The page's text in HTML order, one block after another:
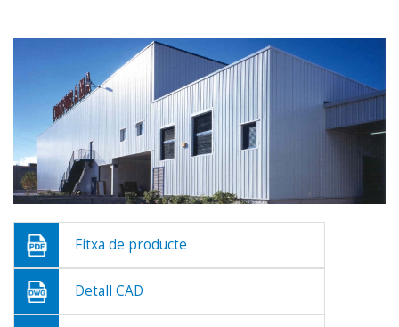
Fitxa de producte
Detall CAD